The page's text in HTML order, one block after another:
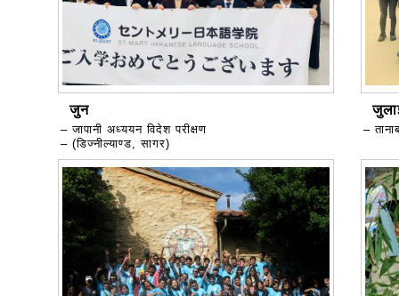
जुन
– जापानी अध्ययन विदेश परीक्षण
– (डिज्नील्याण्ड, सागर)
–